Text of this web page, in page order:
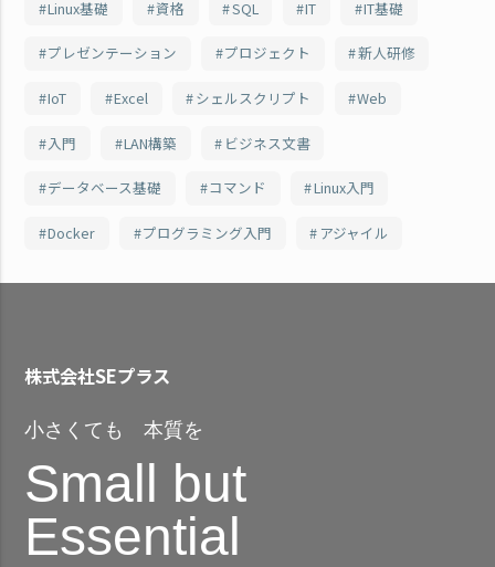
Linux基礎 資格 SQL IT IT基礎
プレゼンテーション プロジェクト 新人研修
IoT Excel シェルスクリプト Web
入門 LAN構築 ビジネス文書
データベース基礎 コマンド Linux入門
Docker プログラミング入門 アジャイル
株式会社SEプラス
小さくても 本質を
Small but
Essential